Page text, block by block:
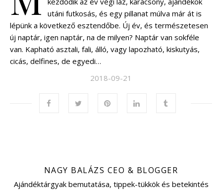
utáni futkosás, és egy pillanat múlva már át is
lépünk a következő esztendőbe. Új év, és természetesen
új naptár, igen naptár, na de milyen? Naptár van sokféle
van. Kapható asztali, fali, álló, vagy lapozható, kiskutyás,
cicás, delfines, de egyedi…
2018-09-21
NAGY BALÁZS CEO & BLOGGER
Ajándéktárgyak bemutatása, tippek-tükkök és betekintés